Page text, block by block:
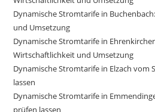
Dynamische Stromtarife in
und Umsetzung
Dynamische Stromtarife in
Wirtschaftlichkeit und Umsetzung
Dynamische Stromtarife in Elzach vom
lassen
Dynamische Stromtarife in
prüfen lassen